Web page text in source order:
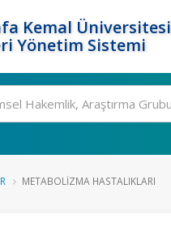
Kemal Üniversitesi
Yönetim Sistemi
METABOLIZMA HASTALIKLARI